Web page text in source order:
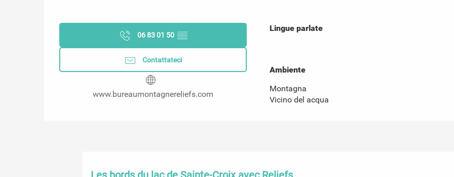
06 83 01 50 ▒▒
Contattateci
www.bureaumontagnereliefs.com
Lingue parlate
Lingue parlate
Ambiente
Ambiente
Montagna
Vicino del acqua